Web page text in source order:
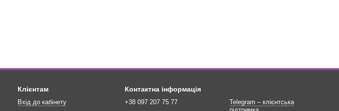
Клієнтам
Вхід до кабінету
Контактна інформація
+38 097 207 75 77
Telegram – клієнтська